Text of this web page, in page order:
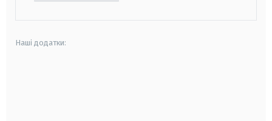
Наші додатки: